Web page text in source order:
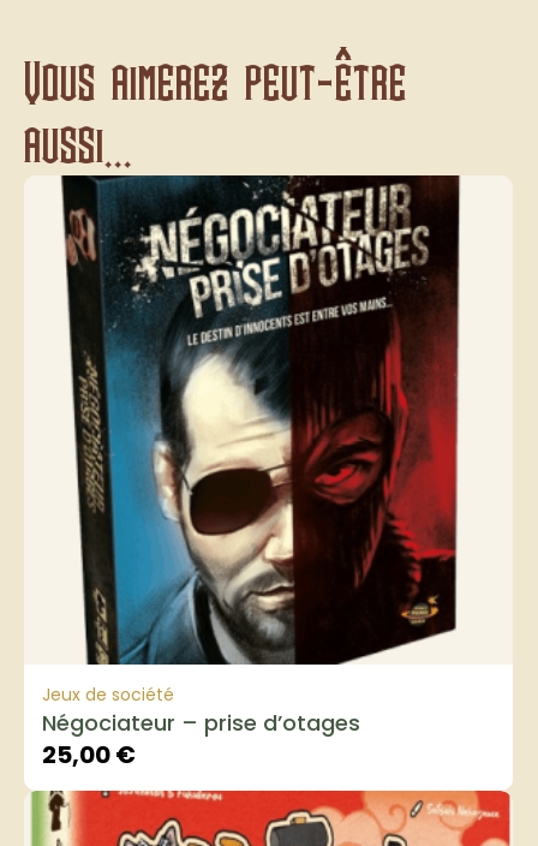
Vous aimerez peut-être
aussi...
Jeux de société
Négociateur – prise d’otages
25,00€